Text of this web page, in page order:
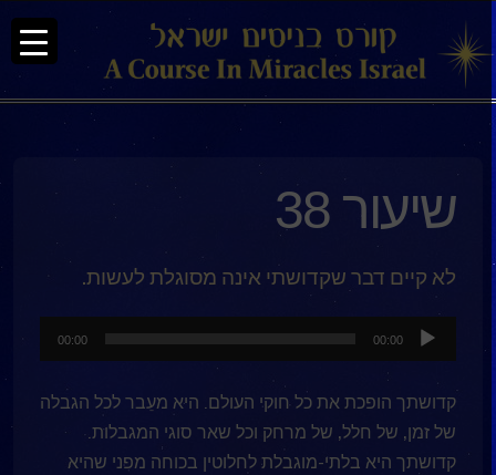
שיעור 38
לא קיים דבר שקדושתי אינה מסוגלת לעשות.
אודיו
00:00
00:00
קדושתך הופכת את כל חוקי העולם. היא מעֵבר לכל הגבלה
של זמן, של חלל, של מרחק וכל שאר סוגי המגבלות.
קדושתך היא בלתי-מוגבלת לחלוטין בכוחה מפני שהיא